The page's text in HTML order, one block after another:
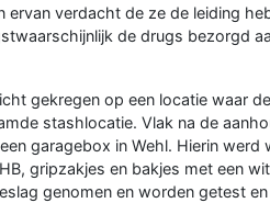
verdacht de ze de leiding
de drugs bezorgd
gekregen op een locatie waar
stashlocatie. Vlak na de
garagebox in Wehl. Hierin
gripzakjes en bakjes met een
genomen en worden getest